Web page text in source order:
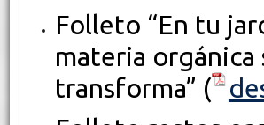
Folleto “En tu
materia orgánica
transforma” (